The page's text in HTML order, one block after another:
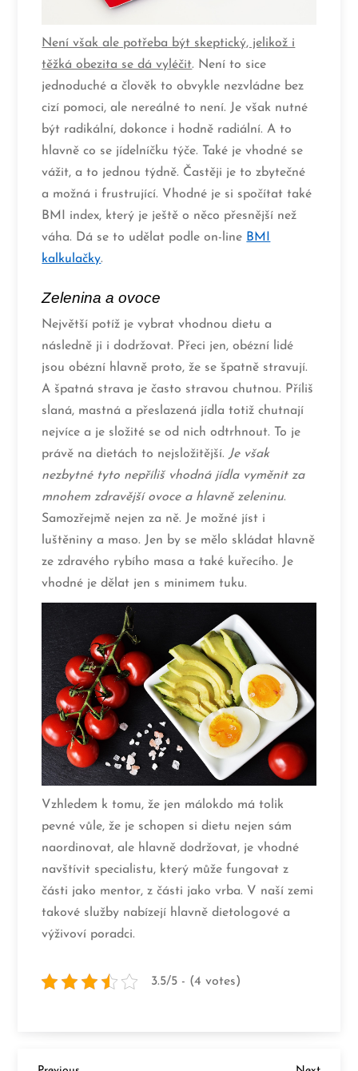
Není však ale potřeba být skeptický, jelikož i
těžká obezita se dá vyléčit. Není to sice
jednoduché a člověk to obvykle nezvládne bez
cizí pomoci, ale nereálné to není. Je však nutné
být radikální, dokonce i hodně radiální. A to
hlavně co se jídelníčku týče. Také je vhodné se
vážit, a to jednou týdně. Častěji je to zbytečné
a možná i frustrující. Vhodné je si spočítat také
BMI index, který je ještě o něco přesnější než
váha. Dá se to udělat podle on-line BMI
kalkulačky.
Zelenina a ovoce
Největší potíž je vybrat vhodnou dietu a
následně ji i dodržovat. Přeci jen, obézní lidé
jsou obézní hlavně proto, že se špatně stravují.
A špatná strava je často stravou chutnou. Příliš
slaná, mastná a přeslazená jídla totiž chutnají
nejvíce a je složité se od nich odtrhnout. To je
právě na dietách to nejsložitější. Je však
nezbytné tyto nepříliš vhodná jídla vyměnit za
mnohem zdravější ovoce a hlavně zeleninu.
Samozřejmě nejen za ně. Je možné jíst i
luštěniny a maso. Jen by se mělo skládat hlavně
ze zdravého rybího masa a také kuřecího. Je
vhodné je dělat jen s minimem tuku.
Vzhledem k tomu, že jen málokdo má tolik
pevné vůle, že je schopen si dietu nejen sám
naordinovat, ale hlavně dodržovat, je vhodné
navštívit specialistu, který může fungovat z
části jako mentor, z části jako vrba. V naší zemi
takové služby nabízejí hlavně dietologové a
výživoví poradci.
3.5/5 - (4 votes)